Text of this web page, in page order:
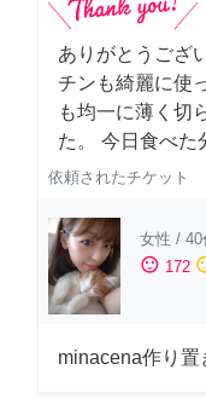
ありがとうござ
チンも綺麗に使
も均一に薄く切
た。 今日食べた
依頼されたチケット
女性 / 40
sentiment_satisfied 172
minacena作り